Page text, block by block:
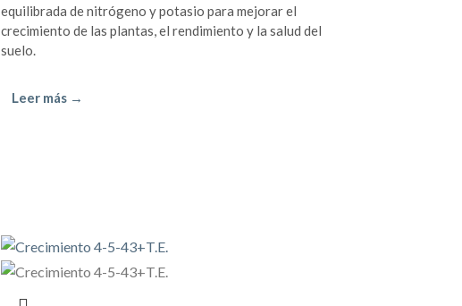
equilibrada de nitrógeno y potasio para mejorar el
crecimiento de las plantas, el rendimiento y la salud del
suelo.
Leer más →